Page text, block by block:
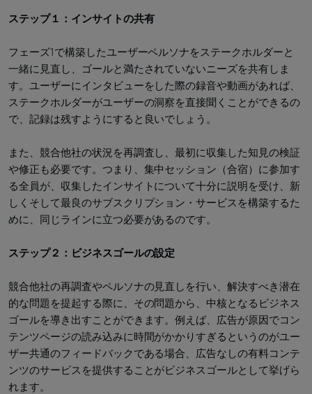
ステップ１：インサイトの共有
フェーズ1で構築したユーザーペルソナをステークホルダーと
一緒に見直し、ゴールと満たされていないニーズを共有しま
す。ユーザーにインタビューをした際の録音や動画があれば、
ステークホルダーがユーザーの洞察を直接聞くことができるの
で、記録は残すようにすると良いでしょう。
また、競合他社の状況を再調査し、最初に収集した知見の検証
や修正も必要です。つまり、集中セッション（合宿）に参加す
る全員が、収集したインサイトについて十分に説明を受け、新
しくそして最良のサブスクリプション・サービスを構築するた
めに、同じラインに立つ必要があるのです。
ステップ２：ビジネスゴールの設定
競合他社の再調査やペルソナの見直しを行い、解決すべき潜在
的な問題を提起する際に、その問題から、中核となるビジネス
ゴールを導き出すことができます。例えば、広告が原因でコン
テンツページの読み込みに時間がかかりすぎるというのがユー
ザー共通のフィードバックである場合、広告なしの有料コンテ
ンツのサービスを提供することがビジネスゴールとして挙げら
れます。